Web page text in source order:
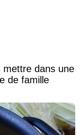
mettre dans une
de famille